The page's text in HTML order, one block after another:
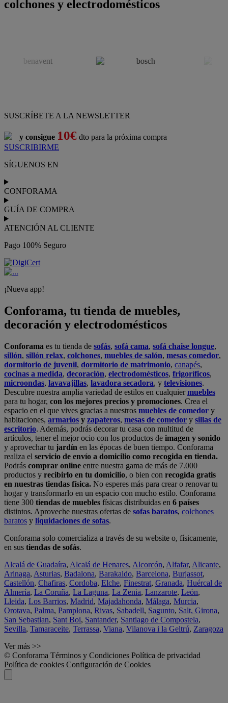
colchones y electrodomésticos
SUSCRÍBETE A LA NEWSLETTER
y consigue 10€ dto para la próxima compra
SUSCRIBIRME
SÍGUENOS EN
CONFORAMA
GUÍA DE COMPRA
ATENCIÓN AL CLIENTE
Pago 100% Seguro
¡Nueva app!
Conforama, tu tienda de muebles,
decoración y electrodomésticos
Conforama es tu tienda de sofás, sofá cama, sofá chaise longue,
sillón, sillón relax, colchones, muebles de salón, mesas comedor,
dormitorio de juvenil, dormitorio de matrimonio, canapés,
cocinas a medida, decoración, electrodomésticos, frigoríficos,
microondas, lavavajillas, lavadora secadora, y televisiones.
Descubre nuestra amplia variedad de estilos en cualquiermuebles
para tu hogar, con los mejores precios y promociones. Crea el
espacio en el que vives gracias a nuestros muebles de comedor y
habitaciones, armarios y zapateros, mesas de comedor y sillas de
escritorio. Además, podrás decorar tu casa con multitud de
artículos, tener el mejor ocio con los productos de imagen y sonido
y aprovechar tu jardín en las épocas de buen tiempo. Conforama
realiza el servicio de envío a domicilio como recogida en tienda.
Podrás comprar online entre nuestra gama de más de 7.000
productos y recibirlo en tu domicilio, o bien con recogida gratis
en nuestras tiendas física. No esperes más para crear o renovar tu
hogar y transformarlo en un espacio con mucho estilo. Conforama
tiene 300 tiendas de muebles físicas distribuidas en 6 países
distintos. Aproveche nuestras ofertas de sofas baratos, colchones
baratos y liquidaciones de sofas.
Conforama solo comercializa a través de su website o, físicamente,
en sus tiendas de sofás.
Alcalá de Guadaíra, Alcalá de Henares, Alcorcón, Alfafar, Alicante,
Arinaga, Asturias, Badalona, Barakaldo, Barcelona, Burjassot,
Castellón, Chafiras, Cordoba, Elche, Finestrat, Granada, Huércal de
Almería, La Coruña, La Laguna, La Zenia, Lanzarote, León,
Lleida, Los Barrios, Madrid, Majadahonda, Málaga, Murcia,
Orotava, Palma, Pamplona, Rivas, Sabadell, Sagunto, Salt, Girona,
San Sebastian, Sant Boi, Santander, Santiago de Compostela,
Sevilla, Tamaraceite, Terrassa, Viana, Vilanova i la Geltrú, Zaragoza
Ver más >>
© Conforama Términos y Condiciones Política de privacidad
Política de cookies Configuración de Cookies